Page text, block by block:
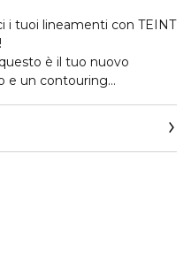
i tuoi lineamenti con TEINT
è il tuo nuovo
e un contouring
e valorizzare le tue
cremosi che scivolano